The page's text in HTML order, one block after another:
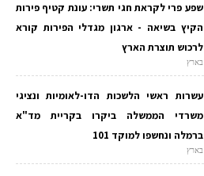
שפע פרי לקראת חגי תשרי: עונת קטיף פירות
הקיץ בשיאה - ארגון מגדלי הפירות קורא
לרכוש תוצרת הארץ
בארץ
עשרות ראשי הלשכות הדו-לאומיות ונציגי
משרדי הממשלה ביקרו בקריית מד"א
ברמלה ונחשפו למוקד 101
בארץ